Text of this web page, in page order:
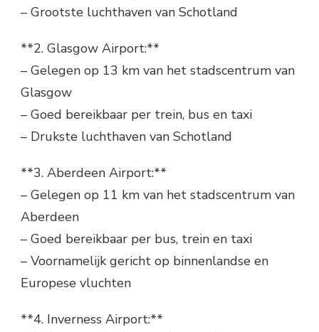
– Grootste luchthaven van Schotland
**2. Glasgow Airport:**
– Gelegen op 13 km van het stadscentrum van
Glasgow
– Goed bereikbaar per trein, bus en taxi
– Drukste luchthaven van Schotland
**3. Aberdeen Airport:**
– Gelegen op 11 km van het stadscentrum van
Aberdeen
– Goed bereikbaar per bus, trein en taxi
– Voornamelijk gericht op binnenlandse en
Europese vluchten
**4. Inverness Airport:**